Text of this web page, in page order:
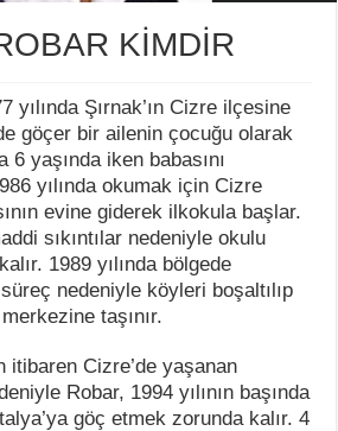
Yerli Halklara Yönelik Politikaları:
Bir Ülke: Bangladeş
Hayatı
Buika Kimdir Hayatı
KİMDİR
yılında Şırnak’ın Cizre ilçesine
göçer bir ailenin çocuğu olarak
yaşında iken babasını
yılında okumak için Cizre
evine giderek ilkokula başlar.
sıkıntılar nedeniyle okulu
1989 yılında bölgede
nedeniyle köyleri boşaltılıp
taşınır.
itibaren Cizre’de yaşanan
Robar, 1994 yılının başında
göç etmek zorunda kalır. 4